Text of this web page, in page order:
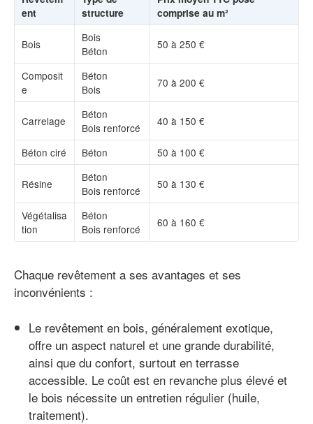
ent
structure
comprise au m²
Bois
Bois
Béton
50 à 250 €
Composit
e
Béton
Bois
70 à 200 €
Carrelage
Béton
Bois renforcé
40 à 150 €
Béton ciré Béton 50 à 100 €
Résine
Béton
Bois renforcé
50 à 130 €
Végétalisa
tion
Béton
Bois renforcé
60 à 160 €
Chaque revêtement a ses avantages et ses
inconvénients :
Le revêtement en bois, généralement exotique,
offre un aspect naturel et une grande durabilité,
ainsi que du confort, surtout en terrasse
accessible. Le coût est en revanche plus élevé et
le bois nécessite un entretien régulier (huile,
traitement).